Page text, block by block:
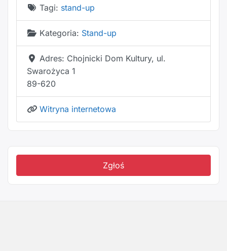
Tagi: stand-up
Kategoria: Stand-up
Adres: Chojnicki Dom Kultury, ul.
Swarożyca 1
89-620
Witryna internetowa
Zgłoś